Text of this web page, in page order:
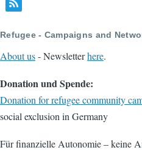
Refugee - Campaigns and
About us- Newsletterhere.
Donation und Spende:
Donation for refugee community
social exclusion in Germany
Für finanzielle Autonomie – keine